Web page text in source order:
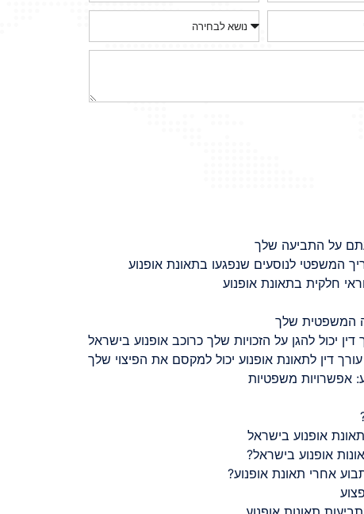
על התביעה שלך
המשפטי לנוסעים שנפגעו בתאונת אופנוע
חלקית בתאונת אופנוע
המשפטית שלך
דין יכול להגן על הזכויות שלך כרוכב אופנוע בישראל
דין לתאונת אופנוע יכול למקסם את הפיצוי שלך
אפשרויות משפטיות
אופנוע בישראל
אופנוע בישראל?
אחרי תאונת אופנוע?